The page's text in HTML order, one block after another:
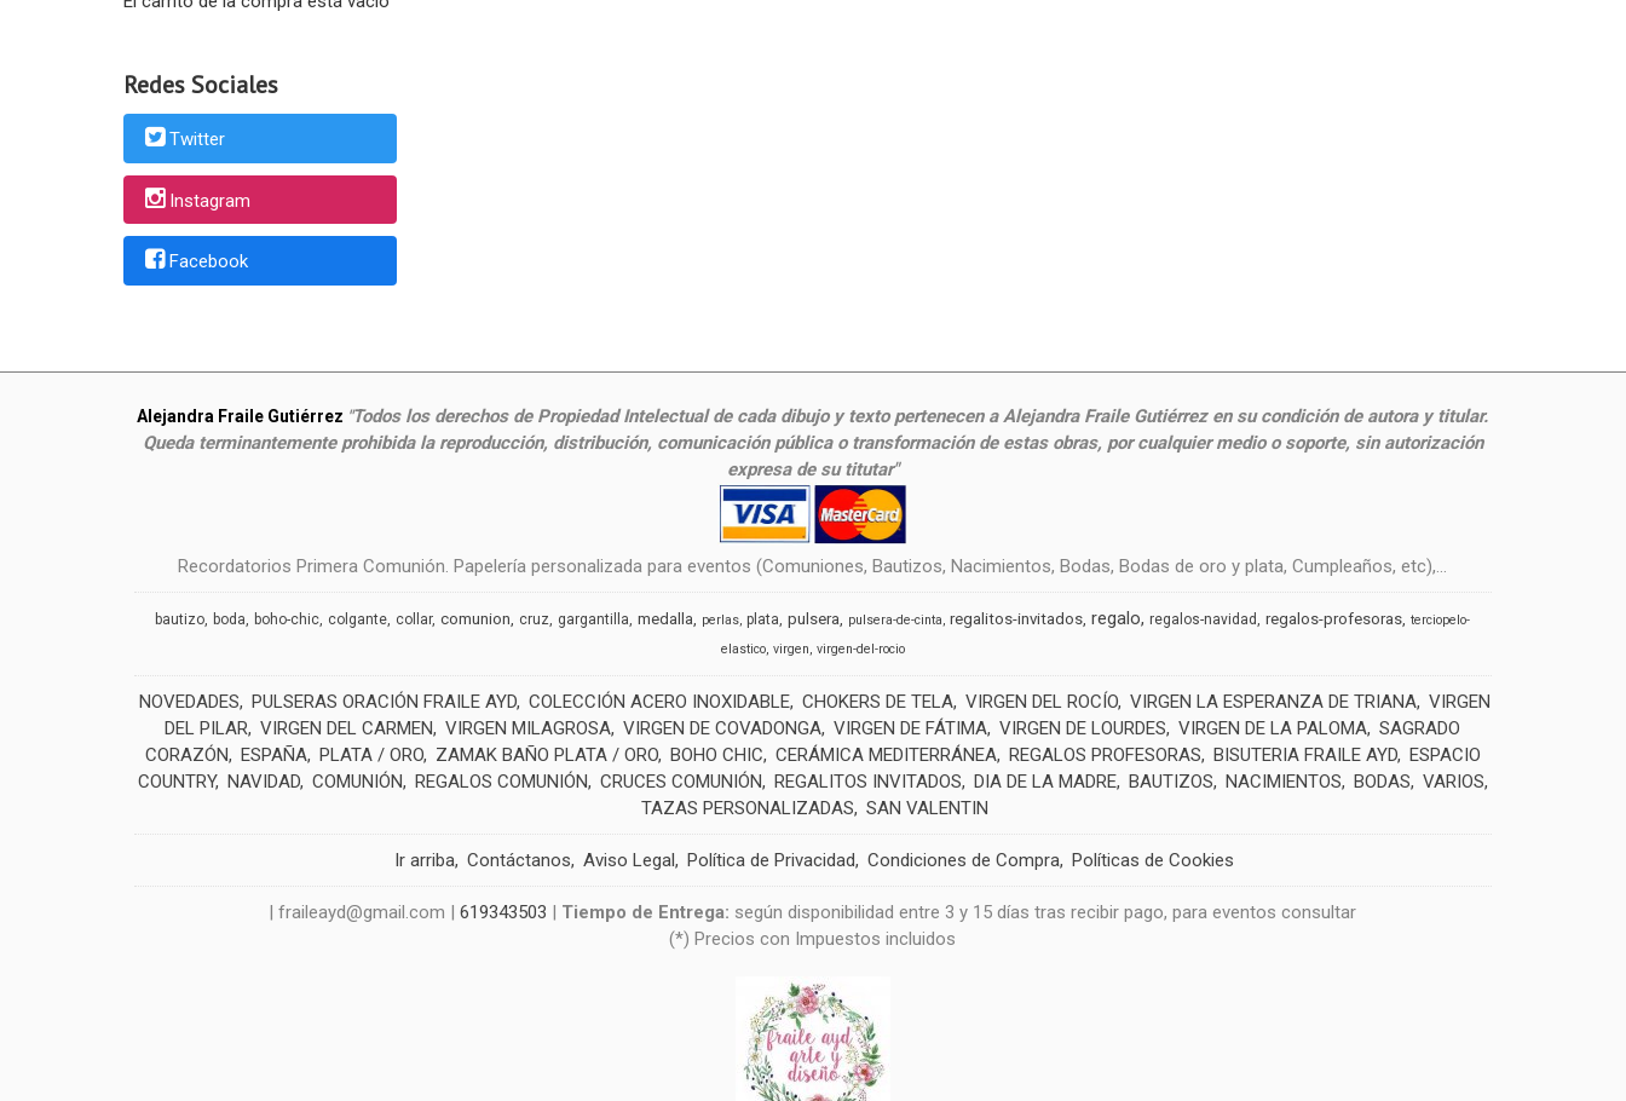
Redes Sociales
Twitter
Instagram
Facebook
Alejandra Fraile Gutiérrez "Todos los derechos de Propiedad Intelectual de cada dibujo y texto pertenecen a Alejandra Fraile Gutiérrez en su condición de autora y titular.
Queda terminantemente prohibida la reproducción, distribución, comunicación pública o transformación de estas obras, por cualquier medio o soporte, sin autorización
expresa de su titutar"
Recordatorios Primera Comunión. Papelería personalizada para eventos (Comuniones, Bautizos, Nacimientos, Bodas, Bodas de oro y plata, Cumpleaños, etc),...
bautizo boda boho-chic colgante collar comunion cruz gargantilla medalla perlas plata pulsera pulsera-de-cinta regalitos-invitados regalo regalos-navidad regalos-profesoras terciopelo-
elastico virgen virgen-del-rocio
NOVEDADES PULSERAS ORACIÓN FRAILE AYD COLECCIÓN ACERO INOXIDABLE CHOKERS DE TELA VIRGEN DEL ROCÍO VIRGEN LA ESPERANZA DE TRIANA VIRGEN
DEL PILAR VIRGEN DEL CARMEN VIRGEN MILAGROSA VIRGEN DE COVADONGA VIRGEN DE FÁTIMA VIRGEN DE LOURDES VIRGEN DE LA PALOMA SAGRADO
CORAZÓN
ESPAÑA PLATA / ORO ZAMAK BAÑO PLATA / ORO BOHO CHIC CERÁMICA MEDITERRÁNEA REGALOS PROFESORAS BISUTERIA FRAILE AYD ESPACIO
COUNTRY NAVIDAD COMUNIÓN REGALOS COMUNIÓN CRUCES COMUNIÓN REGALITOS INVITADOS DIA DE LA MADRE BAUTIZOS NACIMIENTOS BODAS
VARIOS
TAZAS PERSONALIZADAS
SAN VALENTIN
Ir arriba Contáctanos Aviso Legal Política de Privacidad Condiciones de Compra Políticas de Cookies
| fraileayd@gmail.com |619343503 | Tiempo de Entrega: según disponibilidad entre 3 y 15 días tras recibir pago, para eventos consultar
(*) Precios con Impuestos incluidos